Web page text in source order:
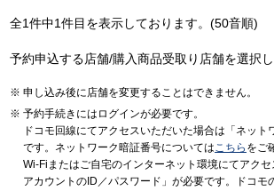
全1件中1件目を表示しております。(50音順)
予約申込する店舗/購入商品受取り店舗を選択し
申し込み後に店舗を変更することはできません。
予約手続きにはログインが必要です。
ドコモ回線にてアクセスいただいた場合は「ネット
です。ネットワーク暗証番号についてはこちら をご
Wi-Fiまたはご自宅のインターネット環境にてアク
アカウントのID／パスワード」が必要です。ドコモ